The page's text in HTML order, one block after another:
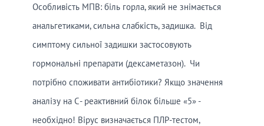
Особливість МПВ: біль горла, який не знімається
анальгетиками, сильна слабкість, задишка. Від
симптому сильної задишки застосовують
гормональні препарати (дексаметазон). Чи
потрібно споживати антибіотики? Якщо значення
аналізу на С- реактивний білок більше «5» -
необхідно! Вірус визначається ПЛР-тестом,